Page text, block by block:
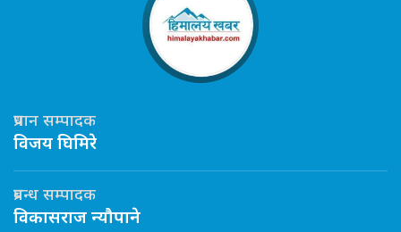
प्रधान सम्पादक
विजय घिमिरे
प्रबन्ध सम्पादक
विकासराज न्यौपाने